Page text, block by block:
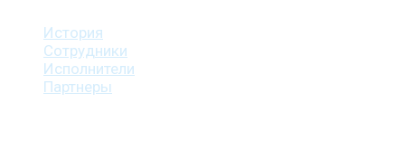
История
Сотрудники
Исполнители
Партнеры